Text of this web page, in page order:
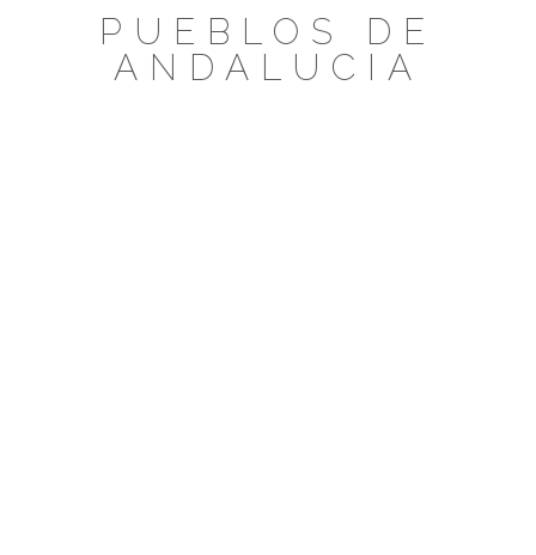
PUEBLOS DE
ANDALUCIA